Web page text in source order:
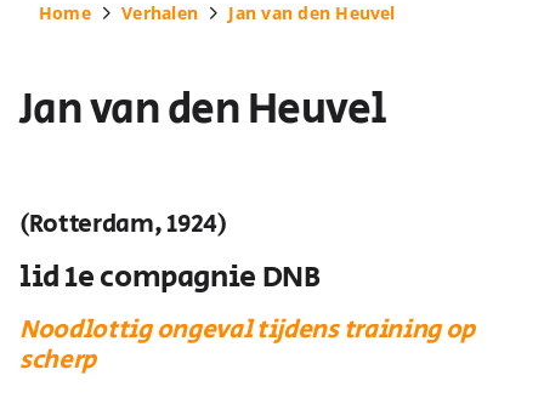
Home Verhalen Jan van den Heuvel
Jan van den Heuvel
(Rotterdam, 1924)
lid 1e compagnie DNB
Noodlottig ongeval tijdens training op
scherp